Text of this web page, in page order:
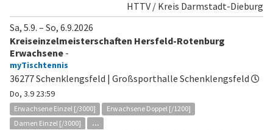
HTTV / Kreis Darmstadt-Dieburg
Sa, 5.9. – So, 6.9.2026
Kreiseinzelmeisterschaften Hersfeld-Rotenburg
Erwachsene -
myTischtennis
36277 Schenklengsfeld | Großsporthalle Schenklengsfeld
Do, 3.9 23:59
Erwachsene Einzel [/3000]
Erwachsene Doppel [/1200]
Damen Einzel [/3000]
...